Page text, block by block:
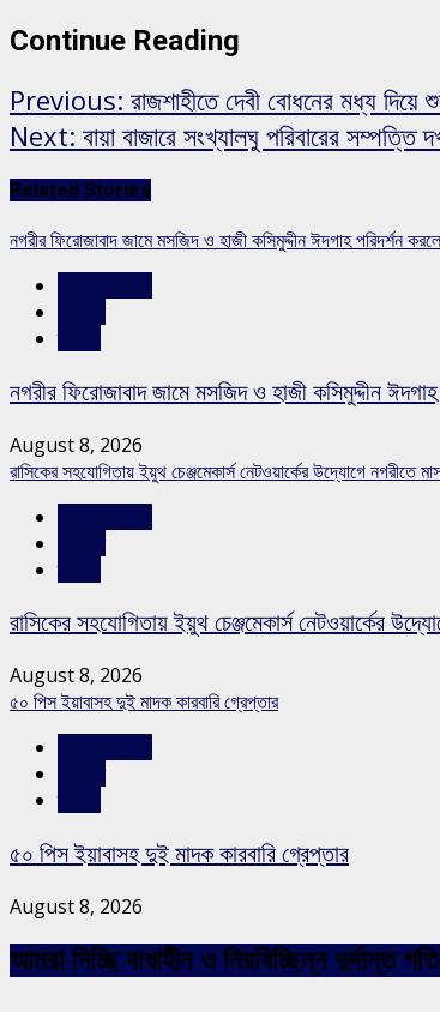
Continue Reading
Previous: রাজশাহীতে দেবী বোধনের মধ্য দিয়ে
Next: বায়া বাজারে সংখ্যালঘু পরিবারের
Related Stories
নগরীর ফিরোজাবাদ জামে মসজিদ ও হাজী কসিমুদ্দীন ঈদগাহ পরিদর্শন
নগরীর ফিরোজাবাদ জামে মসজিদ ও হাজী কসিমুদ্দীন
August 8, 2026
রাসিকের সহযোগিতায় ইয়ুথ চেঞ্জমেকার্স নেটওয়ার্কের উদ্যোগে নগরীতে
রাসিকের সহযোগিতায় ইয়ুথ চেঞ্জমেকার্স নেটওয়ার্কের
August 8, 2026
৫০ পিস ইয়াবাসহ দুই মাদক কারবারি গ্রেপ্তার
৫০ পিস ইয়াবাসহ দুই মাদক কারবারি গ্রেপ্তার
August 8, 2026
আমরা দিচ্ছি বাধাহীন ও নিরবিচ্ছিন্ন দুর্দান্ত